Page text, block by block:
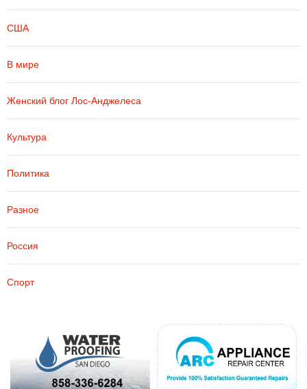
США
В мире
Женский блог Лос-Анджелеса
Культура
Политика
Разное
Россия
Спорт